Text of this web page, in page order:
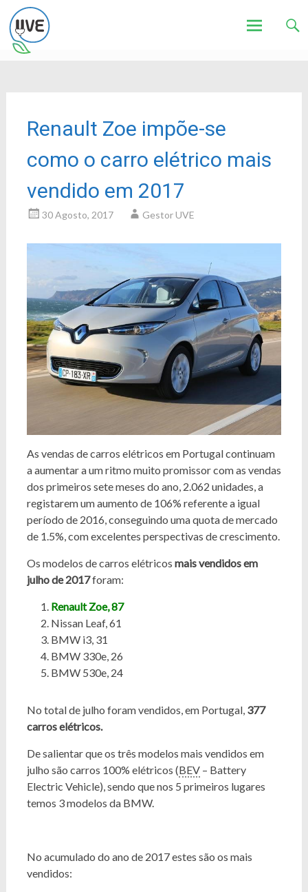
Renault Zoe impõe-se
como o carro elétrico mais
vendido em 2017
30 Agosto, 2017 Gestor UVE
As vendas de carros elétricos em Portugal continuam
a aumentar a um ritmo muito promissor com as vendas
dos primeiros sete meses do ano, 2.062 unidades, a
registarem um aumento de 106% referente a igual
período de 2016, conseguindo uma quota de mercado
de 1.5%, com excelentes perspectivas de crescimento.
Os modelos de carros elétricos mais vendidos em
julho de 2017foram:
Renault Zoe, 87
Nissan Leaf, 61
BMW i3, 31
BMW 330e, 26
BMW 530e, 24
No total de julho foram vendidos, em Portugal, 377
carros elétricos.
De salientar que os três modelos mais vendidos em
julho são carros 100% elétricos (BEV– Battery
Electric Vehicle), sendo que nos 5 primeiros lugares
temos 3 modelos da BMW.
No acumulado do ano de 2017 estes são os mais
vendidos: